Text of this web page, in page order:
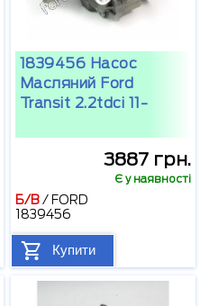
1839456 Насос
Масляний Ford
Transit 2.2tdci 11-
3887 грн.
Є у наявності
Б/В/ FORD
1839456
Купити